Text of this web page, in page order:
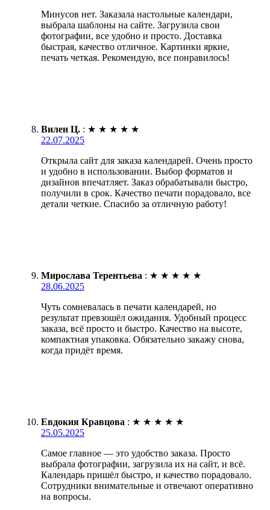
Минусов нет. Заказала настольные календари,
выбрала шаблоны на сайте. Загрузила свои
фотографии, все удобно и просто. Доставка
быстрая, качество отличное. Картинки яркие,
печать четкая. Рекомендую, все понравилось!
Вилен Ц. : ★ ★ ★ ★ ★
22.07.2025
Открыла сайт для заказа календарей. Очень просто
и удобно в использовании. Выбор форматов и
дизайнов впечатляет. Заказ обрабатывали быстро,
получили в срок. Качество печати порадовало, все
детали четкие. Спасибо за отличную работу!
Мирослава Терентьева : ★ ★ ★ ★ ★
28.06.2025
Чуть сомневалась в печати календарей, но
результат превзошёл ожидания. Удобный процесс
заказа, всё просто и быстро. Качество на высоте,
компактная упаковка. Обязательно закажу снова,
когда придёт время.
Евдокия Кравцова : ★ ★ ★ ★ ★
25.05.2025
Самое главное — это удобство заказа. Просто
выбрала фотографии, загрузила их на сайт, и всё.
Календарь пришёл быстро, и качество порадовало.
Сотрудники внимательные и отвечают оперативно
на вопросы.